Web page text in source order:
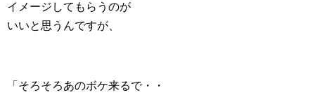
イメージしてもらうのが
いいと思うんですが、
「そろそろあのボケ来るで・・